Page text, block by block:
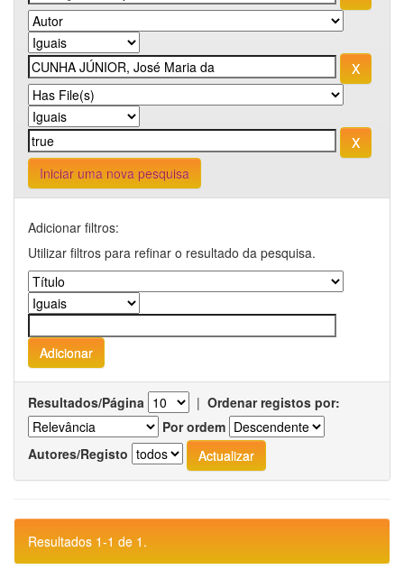
Iniciar uma nova pesquisa
Adicionar filtros:
Utilizar filtros para refinar o resultado da pesquisa.
Resultados/Página | Ordenar registos por:
Por ordem
Autores/Registo
Resultados 1-1 de 1.